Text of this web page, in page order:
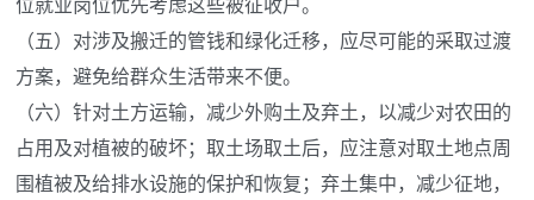
位就业岗位优先考虑这些被征收户。
（五）对涉及搬迁的管钱和绿化迁移，应尽可能的采取过渡
方案，避免给群众生活带来不便。
（六）针对土方运输，减少外购土及弃土，以减少对农田的
占用及对植被的破坏；取土场取土后，应注意对取土地点周
围植被及给排水设施的保护和恢复；弃土集中，减少征地，